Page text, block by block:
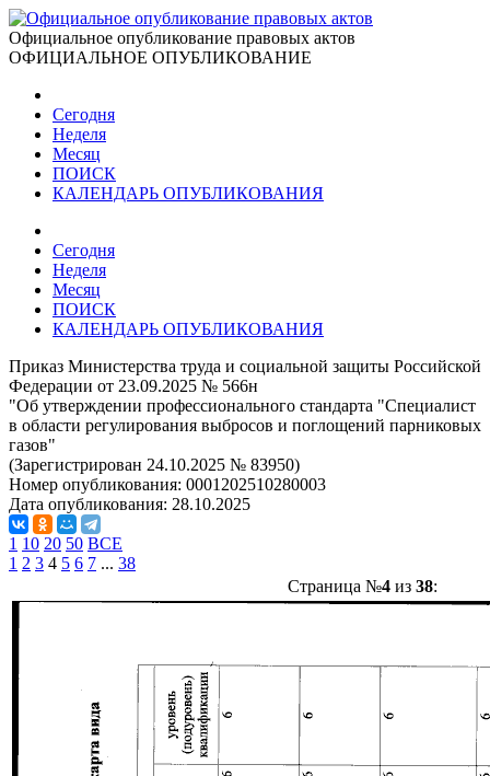
Официальное опубликование правовых актов
ОФИЦИАЛЬНОЕ ОПУБЛИКОВАНИЕ
Сегодня
Неделя
Месяц
ПОИСК
КАЛЕНДАРЬ ОПУБЛИКОВАНИЯ
Сегодня
Неделя
Месяц
ПОИСК
КАЛЕНДАРЬ ОПУБЛИКОВАНИЯ
Приказ Министерства труда и социальной защиты Российской
Федерации от 23.09.2025 № 566н
"Об утверждении профессионального стандарта "Специалист
в области регулирования выбросов и поглощений парниковых
газов"
(Зарегистрирован 24.10.2025 № 83950)
Номер опубликования: 0001202510280003
Дата опубликования: 28.10.2025
1 10 20 50 ВСЕ
1 2 3 4 5 6 7 ... 38
Страница №4из 38: